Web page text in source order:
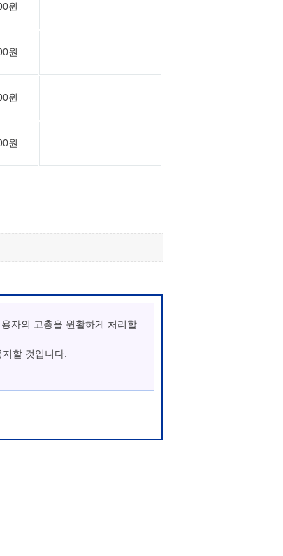
원
원
원
원
자의 고충을 원활하게 처리할
할 것입니다.